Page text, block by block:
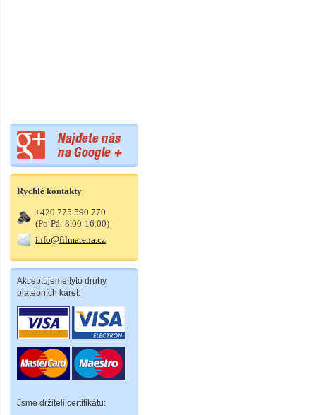
Rychlé kontakty
+420 775 590 770
(Po-Pá: 8.00-16.00)
info@filmarena.cz
Akceptujeme tyto druhy
platebních karet:
Jsme držiteli certifikátu: